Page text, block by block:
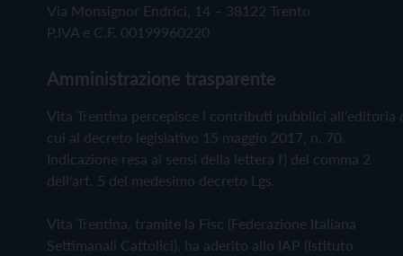
Via Monsignor Endrici, 14 – 38122 Trento
P.IVA e C.F. 00199960220
Amministrazione trasparente
Vita Trentina percepisce i contributi pubblici all'editoria
cui al decreto legislativo 15 maggio 2017, n. 70.
Indicazione resa ai sensi della lettera f) del comma 2
dell'art. 5 del medesimo decreto Lgs.
Vita Trentina, tramite la Fisc (Federazione Italiana
Settimanali Cattolici), ha aderito allo IAP (Istituto